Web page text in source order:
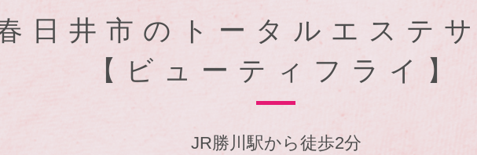
日井市のトータルエステ
【ビューティフライ】
JR勝川駅から徒歩2分